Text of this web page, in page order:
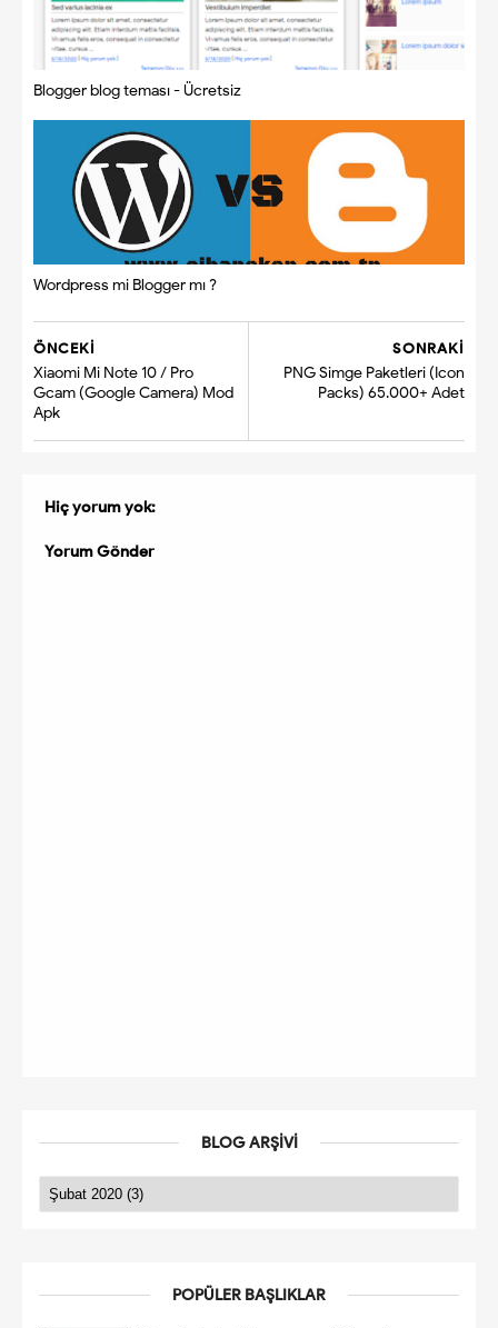
Blogger blog teması - Ücretsiz
Wordpress mi Blogger mı ?
SONRAKI
PNG Simge Paketleri (Icon
Packs) 65.000+ Adet
ÖNCEKI
Xiaomi Mi Note 10 / Pro
Gcam (Google Camera) Mod
Apk
Hiç yorum yok:
Yorum Gönder
BLOG ARŞIVI
POPÜLER BAŞLIKLAR